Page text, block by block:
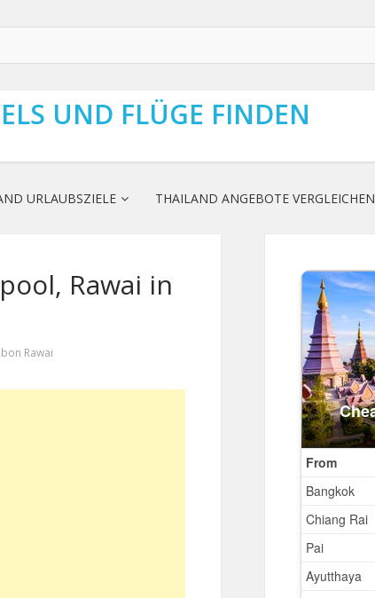
UND FLÜGE FINDEN
URLAUBSZIELE THAILAND ANGEBOTE VERGLEICHEN
Rawai in
Rawai